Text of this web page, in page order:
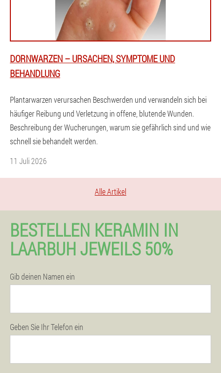
DORNWARZEN – URSACHEN, SYMPTOME UND
BEHANDLUNG
Plantarwarzen verursachen Beschwerden und verwandeln sich bei
häufiger Reibung und Verletzung in offene, blutende Wunden.
Beschreibung der Wucherungen, warum sie gefährlich sind und wie
schnell sie behandelt werden.
11 Juli 2026
Alle Artikel
BESTELLEN KERAMIN IN
LAARBUH JEWEILS 50%
Gib deinen Namen ein
Geben Sie Ihr Telefon ein